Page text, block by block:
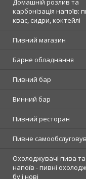
Домашній розлив та
карбонізація напоїв:
квас, сидри, коктейлі
Пивний магазин
Барне обладнання
Пивний бар
Винний бар
Пивний ресторан
Пивне
Охолоджувачі пива
напоїв - пивні
бу і нові